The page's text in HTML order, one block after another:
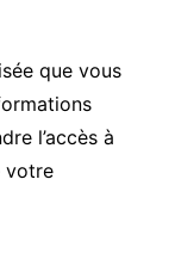
que vous
l’accès à
votre